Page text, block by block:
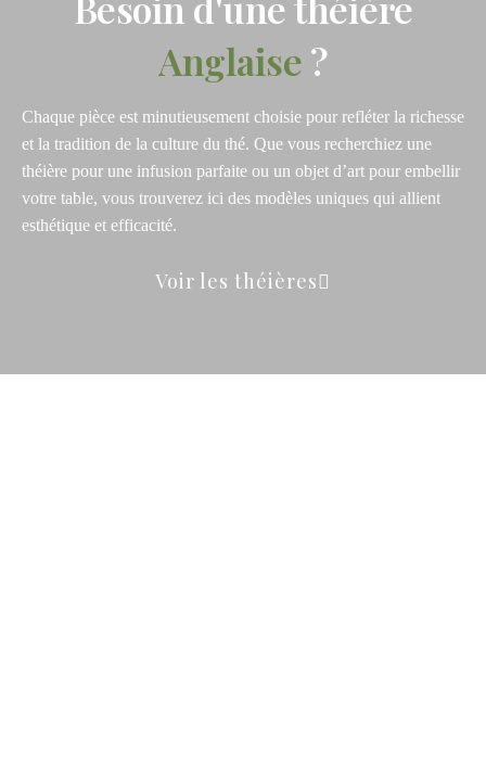
Anglaise?
Chaque pièce est minutieusement choisie pour refléter la richesse
et la tradition de la culture du thé. Que vous recherchiez une
théière pour une infusion parfaite ou un objet d’art pour embellir
votre table, vous trouverez ici des modèles uniques qui allient
esthétique et efficacité.
Voir les théières